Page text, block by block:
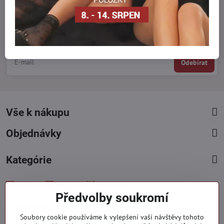
Newsletter
Odebírat naše novinky:
Odebírat
Vše k nákupu
Objednávky
Kategórie
Facebook Instagram Pinterest
Předvolby soukromí
Soubory cookie používáme k vylepšení vaší návštěvy tohoto